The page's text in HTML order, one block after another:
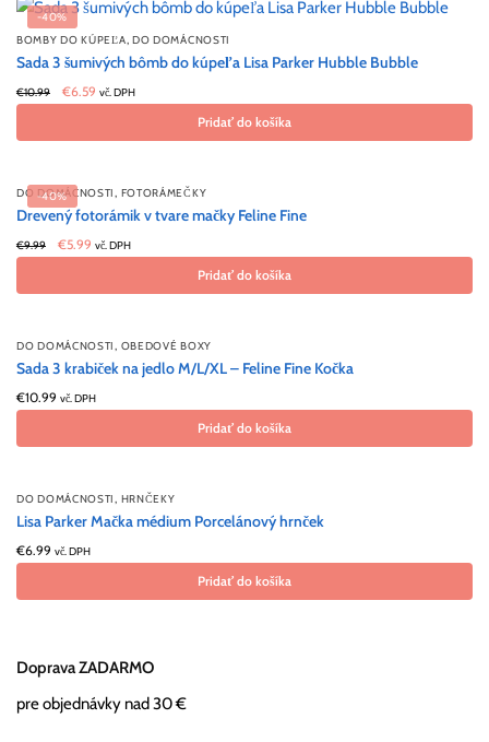
-40%
BOMBY DO KÚPEĽA, DO DOMÁCNOSTI
Sada 3 šumivých bômb do kúpeľa Lisa Parker Hubble Bubble
€10.99
Original
price was:
€6.59 Current
price
vč. DPH
Pridať do košíka
-40%
DO DOMÁCNOSTI, FOTORÁMEČKY
Drevený fotorámik v tvare mačky Feline Fine
€9.99
Original
price was:
€5.99 Current
price
vč. DPH
Pridať do košíka
DO DOMÁCNOSTI, OBEDOVÉ BOXY
Sada 3 krabiček na jedlo M/L/XL – Feline Fine Kočka
€10.99 vč. DPH
Pridať do košíka
DO DOMÁCNOSTI, HRNČEKY
Lisa Parker Mačka médium Porcelánový hrnček
€6.99 vč. DPH
Pridať do košíka
Doprava ZADARMO
pre objednávky nad 30 €